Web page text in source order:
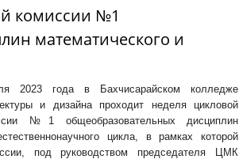
комиссии №1
математического и
года в Бахчисарайском колледже
и дизайна проходит неделя цикловой
№1 общеобразовательных дисциплин
цикла, в рамках которой
под руководством председателя ЦМК